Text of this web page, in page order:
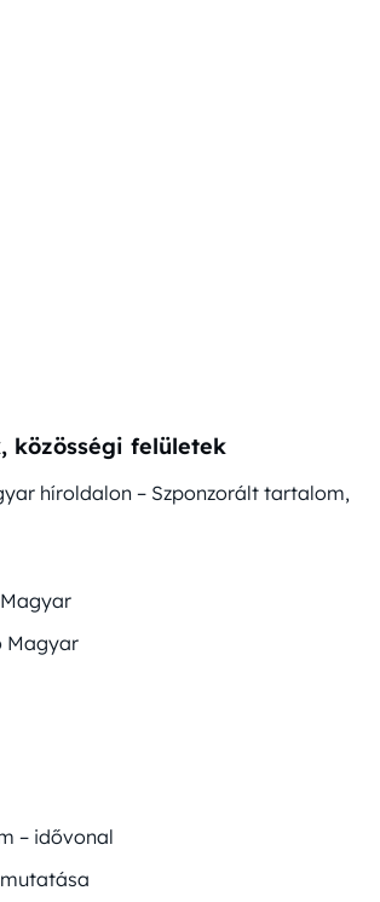
közösségi felületek
híroldalon – Szponzorált tartalom,
Magyar
– idővonal